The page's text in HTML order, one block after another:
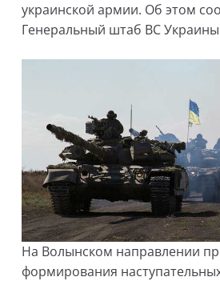
украинской армии. Об этом
Генеральный штаб ВС
На Волынском направлении
формирования